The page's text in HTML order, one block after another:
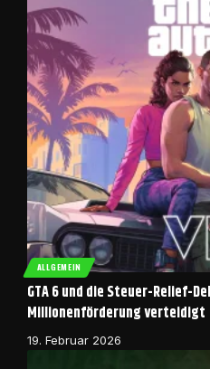
ALLGEMEIN
GTA 6 und die Steuer-Relief-
Millionenförderung verteidigt
19. Februar 2026